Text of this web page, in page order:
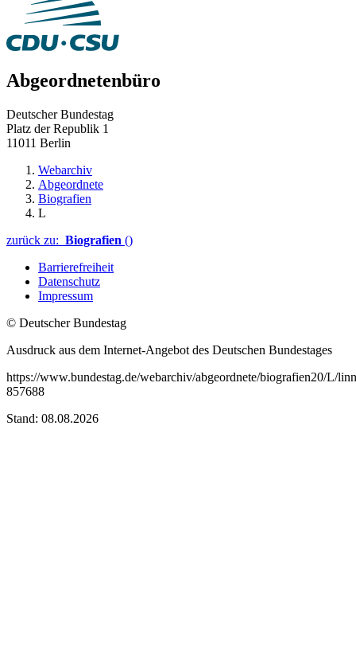
Abgeordnetenbüro
Deutscher Bundestag
Platz der Republik 1
11011 Berlin
Webarchiv
Abgeordnete
Biografien
L
zurück zu: Biografien ()
Barrierefreiheit
Datenschutz
Impressum
© Deutscher Bundestag
Ausdruck aus dem Internet-Angebot des Deutschen Bundestages
https://www.bundestag.de/webarchiv/abgeordnete/biografien20/L/
857688
Stand: 08.08.2026